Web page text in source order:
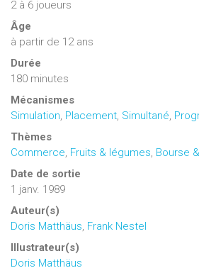
2à 6 joueurs
Âge
à partir de 12 ans
Durée
180 minutes
Mécanismes
Simulation, Placement, Simultané,
Thèmes
Commerce, Fruits & légumes, Bourse
Date de sortie
1 janv. 1989
Auteur(s)
Doris Matthäus, Frank Nestel
Illustrateur(s)
Doris Matthäus